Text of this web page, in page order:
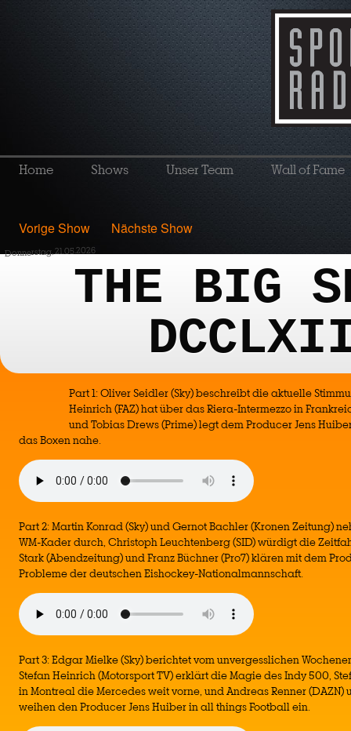
Home Shows Unser Team Wall of Fame
Vorige Show Nächste Show
Donnerstag, 21.05.2026
THE BIG
Part 1: Oliver Seidler (Sky) beschreibt die aktuelle
Heinrich (FAZ) hat über das Riera-Intermezzo in
und Tobias Drews (Prime) legt dem Producer Jens
das Boxen nahe.
Part 2: Martin Konrad (Sky) und Gernot Bachler (Kronen Zeitung)
WM-Kader durch, Christoph Leuchtenberg (SID) würdigt die
Stark (Abendzeitung) und Franz Büchner (Pro7) klären mit dem
Probleme der deutschen Eishockey-Nationalmannschaft.
Part 3: Edgar Mielke (Sky) berichtet vom unvergesslichen
Stefan Heinrich (Motorsport TV) erklärt die Magie des Indy 500,
in Montreal die Mercedes weit vorne, und Andreas Renner (DAZN)
weihen den Producer Jens Huiber in all things Football ein.